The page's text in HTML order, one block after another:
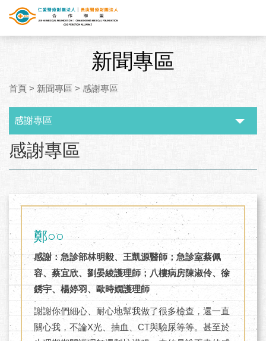
新聞專區
首頁 > 新聞專區 > 感謝專區
感謝專區
感謝專區
鄭○○
感謝：急診部林明毅、王凱源醫師；急診室蔡佩
容、蔡宜欣、劉晏綾護理師；八樓病房陳淑伶、徐
銹宇、楊婷羽、歐時嫺護理師
謝謝你們細心、耐心地幫我做了很多檢查，還一直
關心我，不論X光、抽血、CT與驗尿等等。甚至於